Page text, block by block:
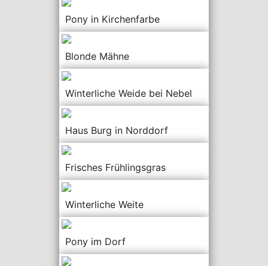
Pony in Kirchenfarbe
Blonde Mähne
Winterliche Weide bei Nebel
Haus Burg in Norddorf
Frisches Frühlingsgras
Winterliche Weite
Pony im Dorf